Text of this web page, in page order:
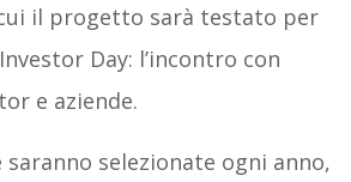
il progetto sarà testato per
Day: l’incontro con
e aziende.
selezionate ogni anno,